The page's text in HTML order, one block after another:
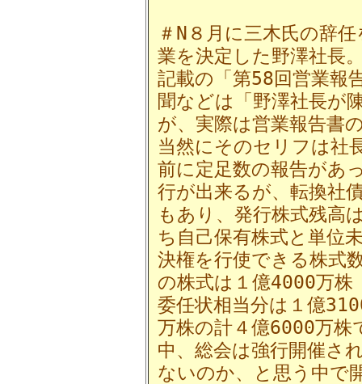
＃N８月に三木氏の辞
業を決定した野澤社長
記載の「第58回営業報
聞などは「野澤社長が
が、実際は営業報告書
当然にそのセリフは社
前に定足数の報告があ
行が出来るが、転換社
もあり、発行株式残高
ち自己保有株式と単位
決権を行使できる株式
の株式は１億4000万株
委任状相当分は１億
万株の計４億6000万株
中、総会は強行開催さ
ないのか、と思う中で